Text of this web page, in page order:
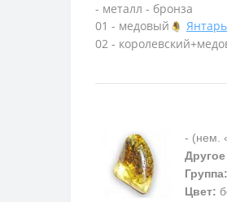
- металл - бронза
01 - медовый
Янтарь
02 -
- (нем.
Группа:
Цвет: